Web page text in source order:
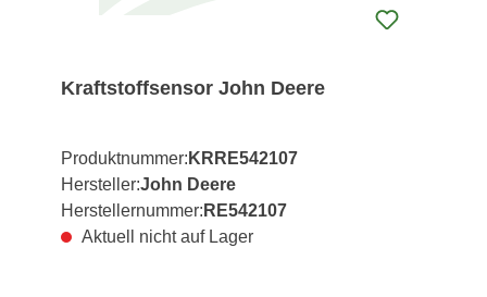
Kraftstoffsensor John Deere
Produktnummer: KRRE542107
Hersteller:John Deere
Herstellernummer: RE542107
Aktuell nicht auf Lager